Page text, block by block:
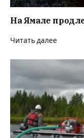
На Ямале
Читать далее